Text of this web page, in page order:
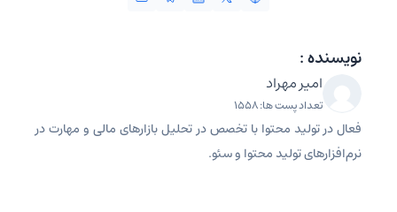
نویسنده :
امیر مهراد
تعداد پست ها: 1558
فعال در تولید محتوا با تخصص در تحلیل بازارهای مالی و مهارت در
نرم‌افزارهای تولید محتوا و سئو.